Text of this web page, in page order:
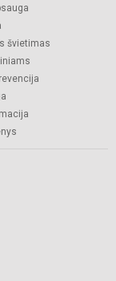
švietimas